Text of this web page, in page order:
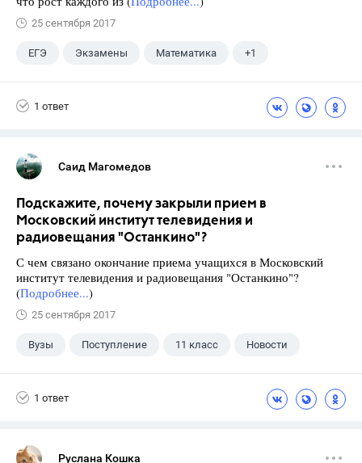
25 сентября 2017
ЕГЭ Экзамены Математика +1
1 ответ
Саид Магомедов
Подскажите, почему закрыли прием в
Московский институт телевидения и
радиовещания "Останкино"?
С чем связано окончание приема учащихся в Московский
институт телевидения и радиовещания "Останкино"?
(Подробнее...)
25 сентября 2017
Вузы Поступление 11 класс Новости
1 ответ
Руслана Кошка